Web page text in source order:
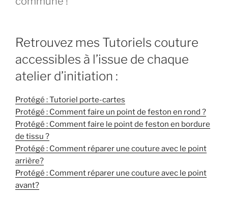
Retrouvez mes Tutoriels couture
accessibles à l’issue de chaque
atelier d’initiation :
Protégé : Tutoriel porte-cartes
Protégé : Comment faire un point de feston en rond ?
Protégé : Comment faire le point de feston en bordure
de tissu ?
Protégé : Comment réparer une couture avec le point
arrière?
Protégé : Comment réparer une couture avec le point
avant?